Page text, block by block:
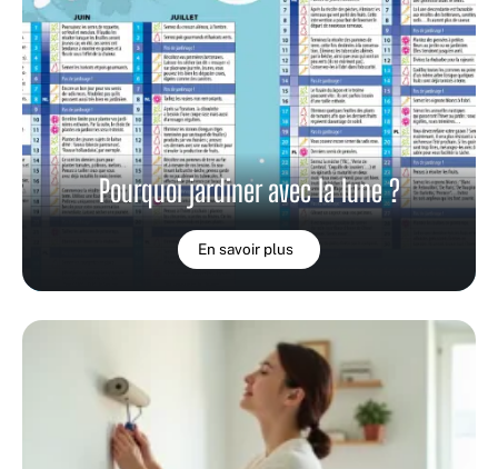
Pourquoi jardiner avec la lune ?
En savoir plus